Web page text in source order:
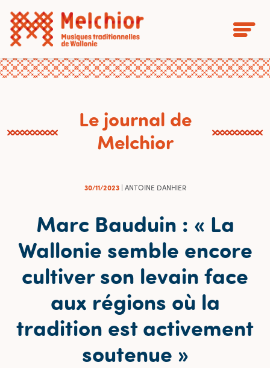
Le journal de
Melchior
30/11/2023 | ANTOINE DANHIER
Marc Bauduin : « La
Wallonie semble encore
cultiver son levain face
aux régions où la
tradition est activement
soutenue »